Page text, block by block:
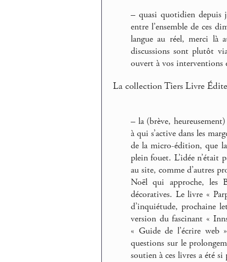
– quasi quotidien
entre l’ensemble de ces
langue au réel, merci là
discussions sont plutôt
ouvert à vos
La collection Tiers Livre
– la (brève,
à qui s’active dans les
de la micro-édition, que
plein fouet. L’idée n’était
au site, comme d’autres
Noël qui approche, les
décoratives. Le livre «
d’inquiétude, prochaine
version du fascinant «
« Guide de l’écrire web
questions sur le
soutien à ces livres a été si